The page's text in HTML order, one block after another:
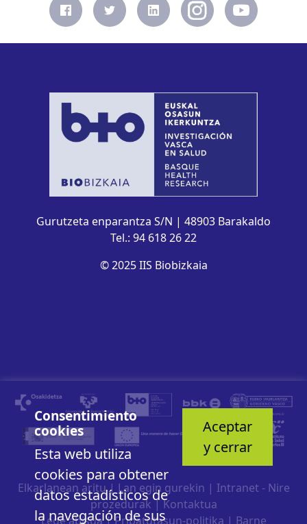
Gurutzeta enparantza S/N | 48903 Barakaldo
Tel.: 94 618 26 22
© 2025 IIS Biobizkaia
Consentimiento
cookies
Esta web utiliza
cookies para obtener
datos estadísticos de
la navegación de sus
Aceptar
y cerrar
Elkarlanean aritu| Lan egin gurekin | Intranet - Nire
prozedurak|Kontaktua
Lege abisua|Pribatutasun-politika | Barne